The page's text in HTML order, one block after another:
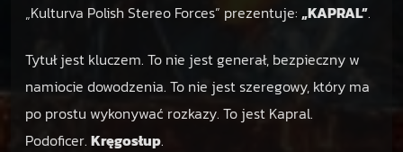
„Kulturva Polish Stereo Forces” prezentuje: „KAPRAL”.
Tytuł jest kluczem. To nie jest generał, bezpieczny w
namiocie dowodzenia. To nie jest szeregowy, który ma
po prostu wykonywać rozkazy. To jest Kapral.
Podoficer. Kręgosłup.